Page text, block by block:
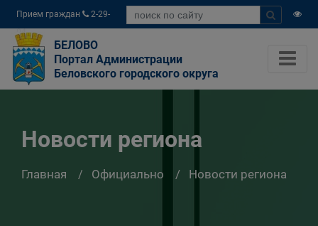
Прием граждан
2-29-
04
БЕЛОВО
Портал Администрации
Беловского городского округа
Новости региона
Главная Официально Новости региона